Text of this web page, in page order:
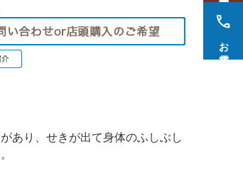
call
お電話
あり、せきが出て身体のふしぶし